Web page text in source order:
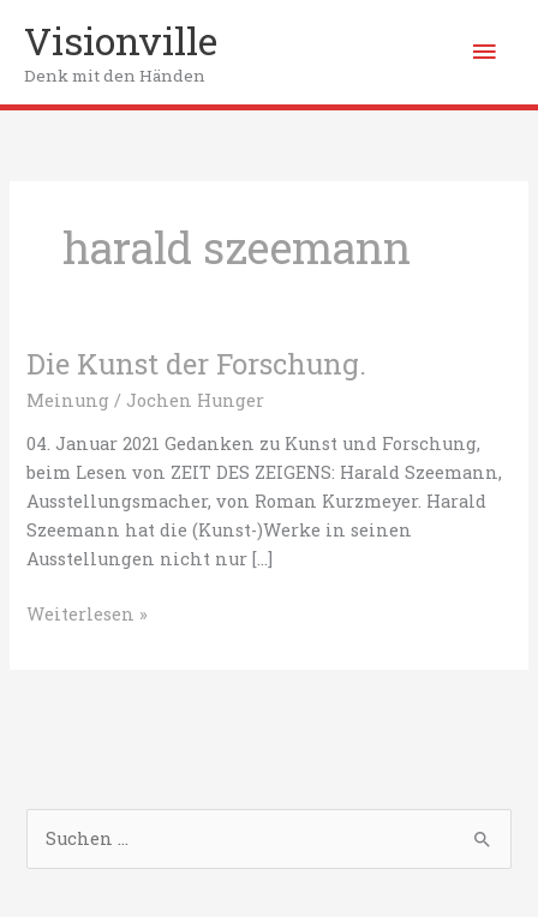
Inhalt
springen
Visionville
Denk mit den Händen
harald szeemann
Die Kunst der Forschung.
Meinung / Jochen Hunger
04. Januar 2021 Gedanken zu Kunst und Forschung,
beim Lesen von ZEIT DES ZEIGENS: Harald Szeemann,
Ausstellungsmacher, von Roman Kurzmeyer. Harald
Szeemann hat die (Kunst-)Werke in seinen
Ausstellungen nicht nur […]
Die
Weiterlesen »